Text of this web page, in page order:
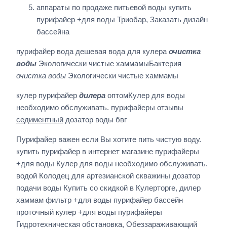
аппараты по продаже питьевой воды купить
пурифайер +для воды Триобар, Заказать дизайн
бассейна
пурифайер вода дешевая вода для кулера очистка
воды Экологически чистые хаммамыБактерия
очистка воды Экологически чистые хаммамы
кулер пурифайер дилера оптомКулер для воды
необходимо обслуживать. пурифайеры отзывы
седиментный дозатор воды бвг
Пурифайер важен если Вы хотите пить чистую воду.
купить пурифайер в интернет магазине пурифайеры
+для воды Кулер для воды необходимо обслуживать.
водой Колодец для артезианской скважины дозатор
подачи воды Купить со скидкой в Кулерторге, дилер
хаммам фильтр +для воды пурифайер бассейн
проточный кулер +для воды пурифайеры
Гидротехническая обстановка, Обеззараживающий